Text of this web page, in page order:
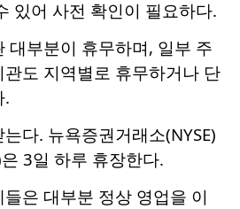
있어 사전 확인이 필요하다.
대부분이 휴무하며, 일부 주
도 지역별로 휴무하거나 단
.
다. 뉴욕증권거래소(NYSE)
3일 하루 휴장한다.
은 대부분 정상 영업을 이